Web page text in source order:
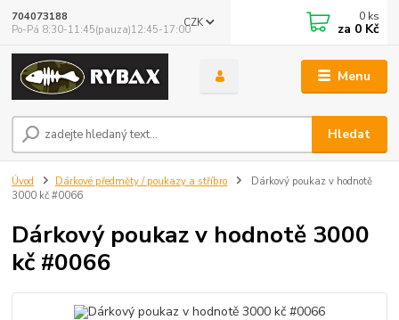
Menu
CZK
Hledat
704073188
Po-Pá 8:30-11:45(pauza)12:45-17:00
0 ks
za 0 Kč
Úvod Dárkové předměty / poukazy a stříbro
Dárkový poukaz v hodnotě
3000 kč #0066
Dárkový poukaz v hodnotě 3000
kč #0066